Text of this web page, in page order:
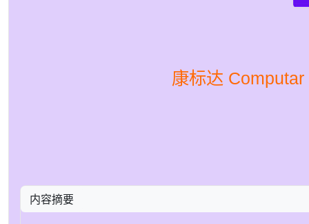
康标达
内容摘要